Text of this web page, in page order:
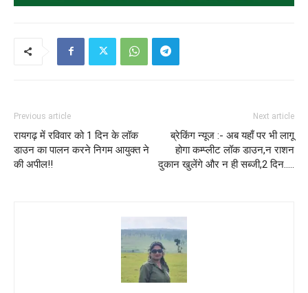
Previous article
रायगढ़ में रविवार को 1 दिन के लॉक
डाउन का पालन करने निगम आयुक्त ने
की अपील!!
Next article
ब्रेकिंग न्यूज :- अब यहाँ पर भी लागू
होगा कम्प्लीट लॉक डाउन,न राशन
दुकान खुलेंगे और न ही सब्जी,2 दिन…..